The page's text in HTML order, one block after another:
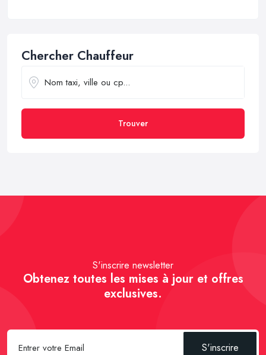
Chercher Chauffeur
Trouver
S'inscrire newsletter
Obtenez toutes les mises à jour et offres
exclusives.
S'inscrire